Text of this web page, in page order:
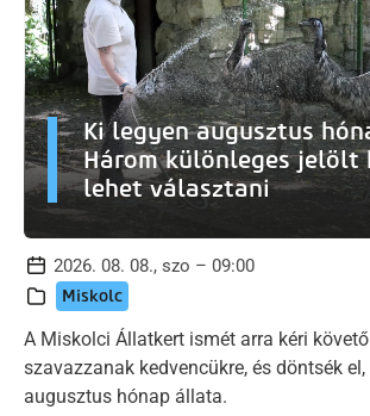
Ki legyen augusztus
Három különleges jelölt
lehet választani
2026. 08. 08., szo – 09:00
Miskolc
A Miskolci Állatkert ismét arra kéri
szavazzanak kedvencükre, és döntsék el,
augusztus hónap állata.